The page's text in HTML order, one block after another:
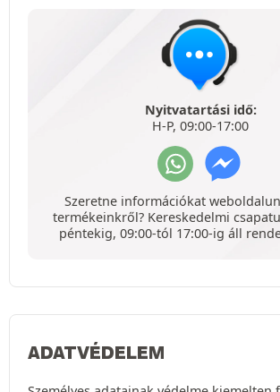
Nyitvatartási idő:
H-P, 09:00-17:00
Szeretne információkat
termékeinkről? Kereskedelmi
péntekig, 09:00-tól 17:00-ig áll
ADATVÉDELEM